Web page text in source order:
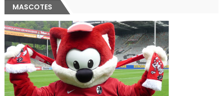
MASCOTES